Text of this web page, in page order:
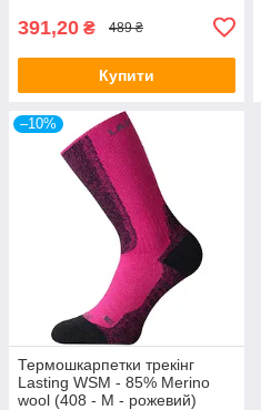
391,20 ₴ 489 ₴
Купити
–10%
Термошкарпетки трекінг
Lasting WSM - 85% Merino
wool (408 - M - рожевий)